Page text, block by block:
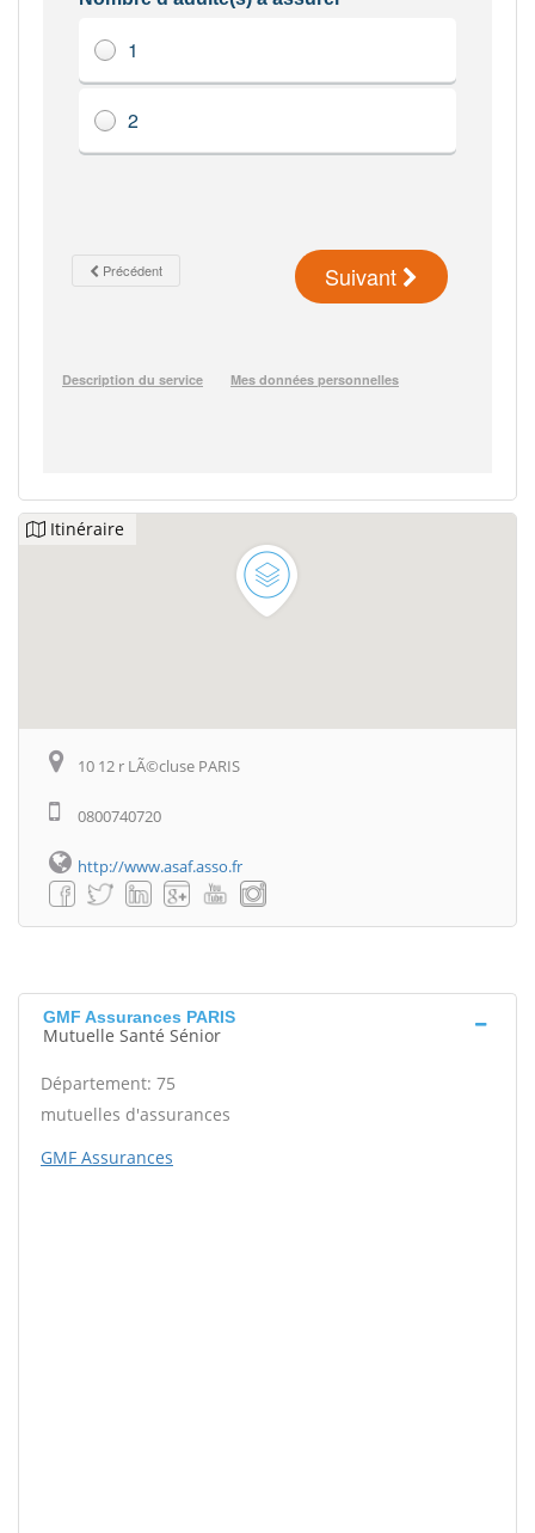
Itinéraire
10 12 r LÃ©cluse PARIS
0800740720
http://www.asaf.asso.fr
GMF Assurances PARIS
Mutuelle Santé Sénior
Département: 75
mutuelles d'assurances
GMF Assurances